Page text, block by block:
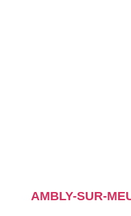
AMBLY-SUR-